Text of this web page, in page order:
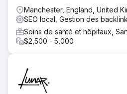
patients.
Manchester, England, United
SEO local, Gestion des
Soins de santé et hôpitaux,
$2,500 - 5,000